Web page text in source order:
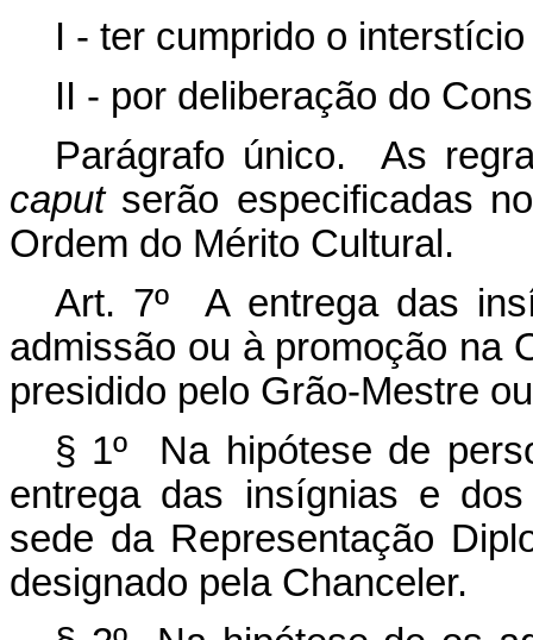
I - ter cumprido o
II - por deliberação do
Parágrafo único. As
caputserão especificadas
Ordem do Mérito Cultural.
Art. 7º A entrega das
admissão ou à promoção na
presidido pelo Grão-Mestre
§ 1º Na hipótese de
entrega das insígnias e
sede da Representação
designado pela Chanceler.